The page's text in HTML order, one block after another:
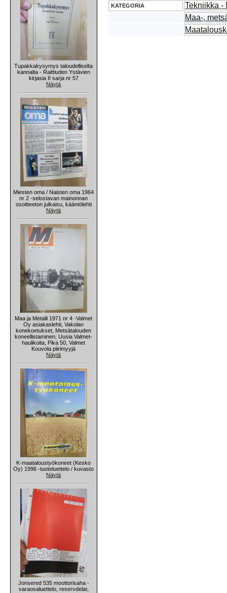
Tupakkakysymys taloudelliselta
kannalta - Raittiuden Ystävien
kirjasia II sarja nr 57
Näytä
Miesten oma / Naisten oma 1964
nr 2 -selostavan mainonnan
osoitteeton julkaisu, kääntölehti
Näytä
Maa ja Metalli 1971 nr 4 -Valmet
Oy asiakaslehti, Vakolan
konekoetukset, Metsätalouden
koneellistaminen, Uusia Valmet-
haulikoita, Pika 50, Valmet
Kouvola piirimyyjä
Näytä
K-maataloustyökoneet (Kesko
Oy) 1996 -tuoteluettelo / kuvasto
Näytä
Jonsered 535 moottorisaha -
varaosaluettelo, reservdelar,
KATEGORIA
Tekniikka -
Maa-,